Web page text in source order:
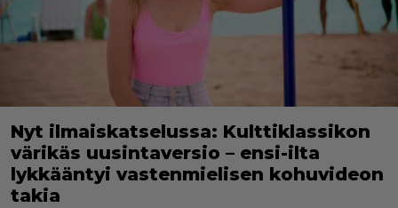
Nyt ilmaiskatselussa: Kulttiklassikon
värikäs uusintaversio – ensi-ilta
lykkääntyi vastenmielisen kohuvideon
takia